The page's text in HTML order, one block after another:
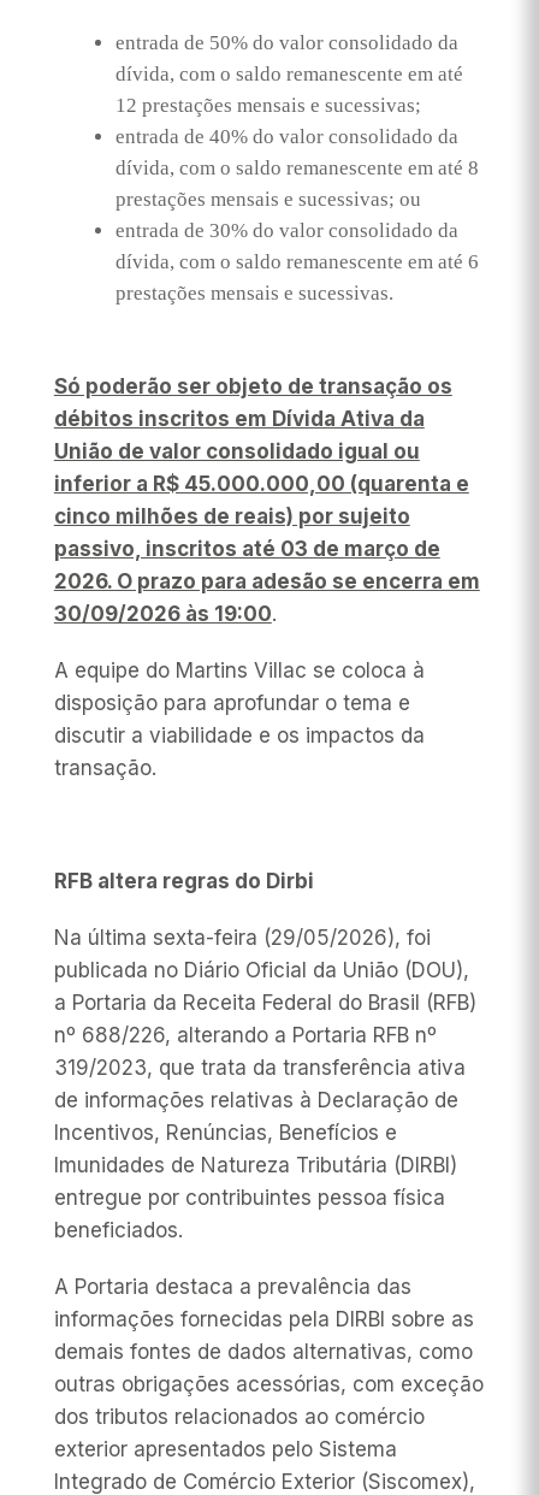
entrada de 50% do valor consolidado da
dívida, com o saldo remanescente em até
12 prestações mensais e sucessivas;
entrada de 40% do valor consolidado da
dívida, com o saldo remanescente em até 8
prestações mensais e sucessivas; ou
entrada de 30% do valor consolidado da
dívida, com o saldo remanescente em até 6
prestações mensais e sucessivas.
Só poderão ser objeto de transação os
débitos inscritos em Dívida Ativa da
União de valor consolidado igual ou
inferior a R$ 45.000.000,00 (quarenta e
cinco milhões de reais) por sujeito
passivo, inscritos até 03 de março de
2026. O prazo para adesão se encerra em
30/09/2026 às 19:00.
A equipe do Martins Villac se coloca à
disposição para aprofundar o tema e
discutir a viabilidade e os impactos da
transação.
RFB altera regras do Dirbi
Na última sexta-feira (29/05/2026), foi
publicada no Diário Oficial da União (DOU),
a Portaria da Receita Federal do Brasil (RFB)
nº 688/226, alterando a Portaria RFB nº
319/2023, que trata da transferência ativa
de informações relativas à Declaração de
Incentivos, Renúncias, Benefícios e
Imunidades de Natureza Tributária (DIRBI)
entregue por contribuintes pessoa física
beneficiados.
A Portaria destaca a prevalência das
informações fornecidas pela DIRBI sobre as
demais fontes de dados alternativas, como
outras obrigações acessórias, com exceção
dos tributos relacionados ao comércio
exterior apresentados pelo Sistema
Integrado de Comércio Exterior (Siscomex),